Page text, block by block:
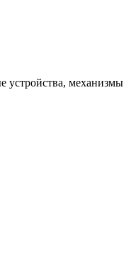
устройства, механизмы